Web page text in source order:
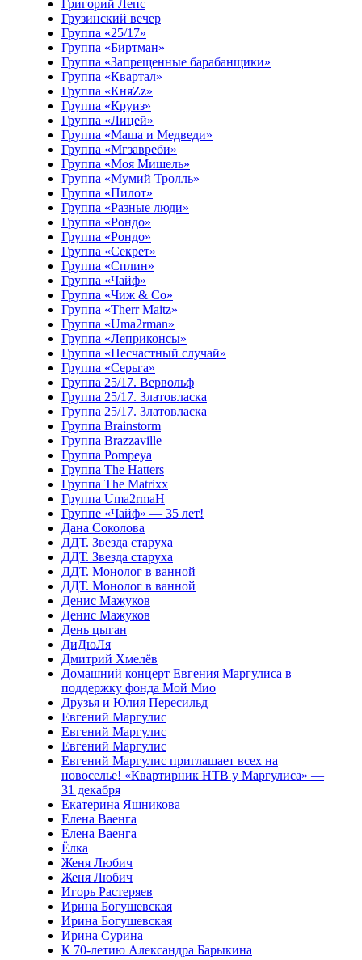
Григорий Лепс
Грузинский вечер
Группа «25/17»
Группа «Биртман»
Группа «Запрещенные барабанщики»
Группа «Квартал»
Группа «КняZz»
Группа «Круиз»
Группа «Лицей»
Группа «Маша и Медведи»
Группа «Мгзавреби»
Группа «Моя Мишель»
Группа «Мумий Тролль»
Группа «Пилот»
Группа «Разные люди»
Группа «Рондо»
Группа «Рондо»
Группа «Секрет»
Группа «Сплин»
Группа «Чайф»
Группа «Чиж & Co»
Группа «Therr Maitz»
Группа «Uma2rman»
Группа «Леприконсы»
Группа «Несчастный случай»
Группа «Серьга»
Группа 25/17. Вервольф
Группа 25/17. Златовласка
Группа 25/17. Златовласка
Группа Brainstorm
Группа Brazzaville
Группа Pompeya
Группа The Hatters
Группа The Matrixx
Группа Uma2rmaH
Группе «Чайф» — 35 лет!
Дана Соколова
ДДТ. Звезда старуха
ДДТ. Звезда старуха
ДДТ. Монолог в ванной
ДДТ. Монолог в ванной
Денис Мажуков
Денис Мажуков
День цыган
ДиДюЛя
Дмитрий Хмелёв
Домашний концерт Евгения Маргулиса в
поддержку фонда Мой Мио
Друзья и Юлия Пересильд
Евгений Маргулис
Евгений Маргулис
Евгений Маргулис
Евгений Маргулис приглашает всех на
новоселье! «Квартирник НТВ у Маргулиса» —
31 декабря
Екатерина Яшникова
Елена Ваенга
Елена Ваенга
Ёлка
Женя Любич
Женя Любич
Игорь Растеряев
Ирина Богушевская
Ирина Богушевская
Ирина Сурина
К 70-летию Александра Барыкина